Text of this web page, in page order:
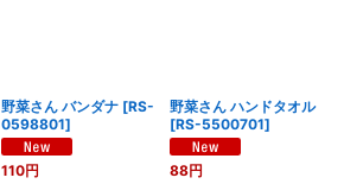
野菜さん バンダナ [RS-
0598801]
110円
野菜さん ハンドタオル
[RS-5500701]
88円